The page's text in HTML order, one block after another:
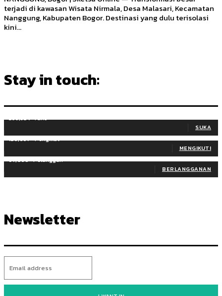
terjadi di kawasan Wisata Nirmala, Desa Malasari, Kecamatan
Nanggung, Kabupaten Bogor. Destinasi yang dulu terisolasi
kini...
Stay in touch:
255,324 Fans
SUKA
128,657 Pengikut
MENGIKUTI
97,058 Pelanggan
BERLANGGANAN
Newsletter